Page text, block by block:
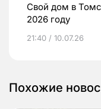
Свой дом в
2026 году
21:40 / 10.07.26
Похожие